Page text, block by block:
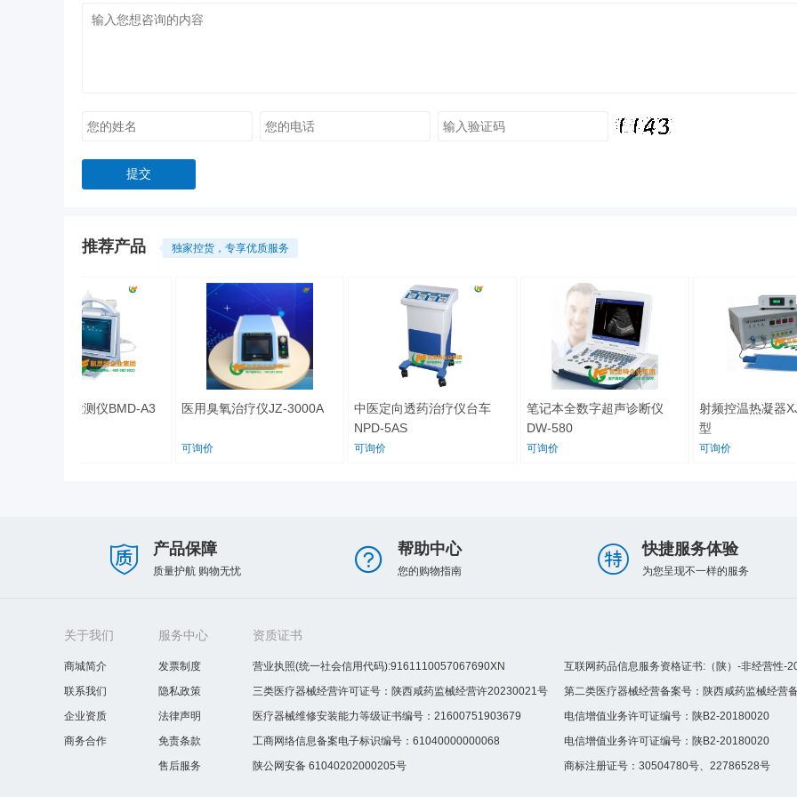
推荐产品 独家控货，专享优质服务
超声骨密度检测仪BMD-A3 医用臭氧治疗仪JZ-3000A
可询价
中医定向透药治疗仪台车
NPD-5AS
可询价
笔记本全数字超声诊断仪
DW-580
可询价
射频控温热凝器
型
可询价
产品保障
质量护航 购物无忧
帮助中心
您的购物指南
快捷服务体验
为您呈现不一样的服务
关于我们
商城简介
联系我们
企业资质
商务合作
服务中心
发票制度
隐私政策
法律声明
免责条款
售后服务
资质证书
营业执照(统一社会信用代码):9161110057067690XN
互联网药品信息服务资格证书:（陕）-非经营性-
三类医疗器械经营许可证号：陕西咸药监械经营许20230021号
第二类医疗器械经营备案号：陕西咸药监械经营
医疗器械维修安装能力等级证书编号：21600751903679
电信增值业务许可证编号：陕B2-20180020
工商网络信息备案电子标识编号：61040000000068
电信增值业务许可证编号：陕B2-20180020
陕公网安备 61040202000205号
商标注册证号：30504780号、22786528号